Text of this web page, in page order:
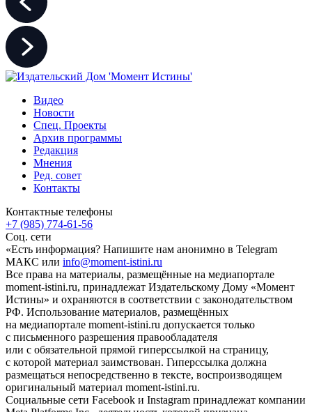
Видео
Новости
Спец. Проекты
Архив программы
Редакция
Мнения
Ред. совет
Контакты
Контактные телефоны
+7 (985) 774-61-56
Соц. сети
«Есть информация? Напишите нам анонимно в Telegram
МАКС или info@moment-istini.ru
Все права на материалы, размещённые на медиапортале
moment-istini.ru, принадлежат Издательскому Дому «Момент
Истины» и охраняются в соответствии с законодательством
РФ. Использование материалов, размещённых
на медиапортале moment-istini.ru допускается только
с письменного разрешения правообладателя
или с обязательной прямой гиперссылкой на страницу,
с которой материал заимствован. Гиперссылка должна
размещаться непосредственно в тексте, воспроизводящем
оригинальный материал moment-istini.ru.
Социальные сети Facebook и Instagram принадлежат компании